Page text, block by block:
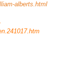
alberts.html